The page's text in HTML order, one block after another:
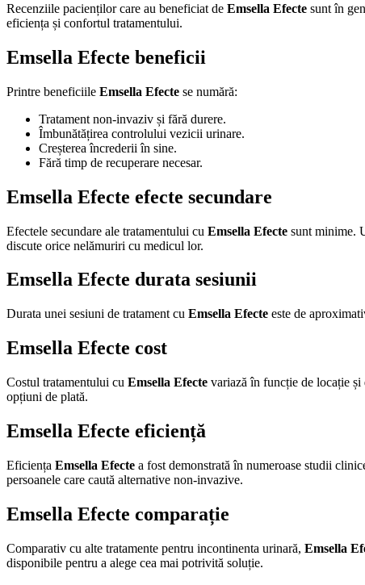
Recenziile pacienților care au beneficiat de Emsella Efecte sunt în
eficiența și confortul tratamentului.
Emsella Efecte beneficii
Printre beneficiile Emsella Efecte se numără:
Tratament non-invaziv și fără durere.
Îmbunătățirea controlului vezicii urinare.
Creșterea încrederii în sine.
Fără timp de recuperare necesar.
Emsella Efecte efecte secundare
Efectele secundare ale tratamentului cu Emsella Efecte sunt minime.
discute orice nelămuriri cu medicul lor.
Emsella Efecte durata sesiunii
Durata unei sesiuni de tratament cu Emsella Efecte este de
Emsella Efecte cost
Costul tratamentului cu Emsella Efecte variază în funcție de locație
opțiuni de plată.
Emsella Efecte eficiență
Eficiența Emsella Efecte a fost demonstrată în numeroase studii
persoanele care caută alternative non-invazive.
Emsella Efecte comparație
Comparativ cu alte tratamente pentru incontinenta urinară, Emsella
disponibile pentru a alege cea mai potrivită soluție.